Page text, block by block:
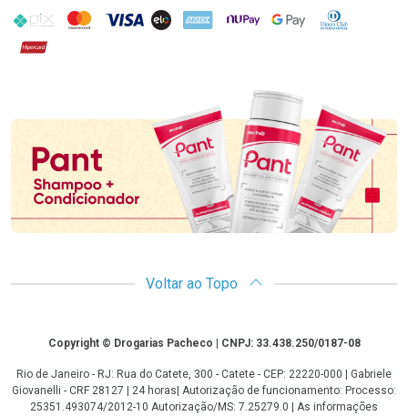
PIX MasterCard
VISA ELO AMEX NuPay Google PayDiners Club
Hipercard
Promoção em Destaque
Voltar ao Topo
CopyrightCopyright © Drogarias Pacheco | CNPJ: 33.438.250/0187-08
Rio de Janeiro - RJ: Rua do Catete, 300 - Catete - CEP: 22220-000 | Gabriele
Giovanelli - CRF 28127 | 24 horas| Autorização de funcionamento: Processo:
25351.493074/2012-10 Autorização/MS: 7.25279.0 | As informações